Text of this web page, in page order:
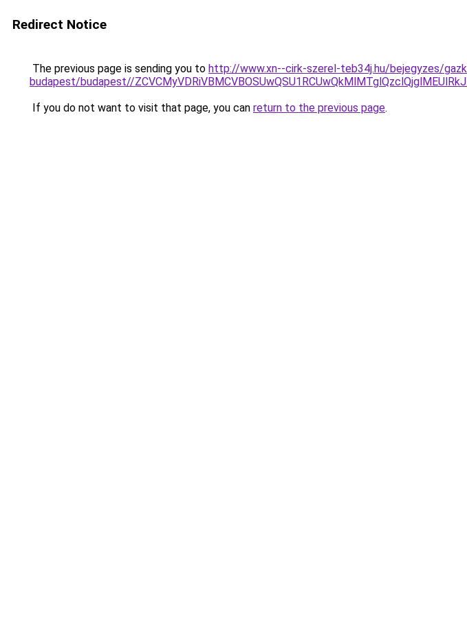
Redirect Notice
The previous page is sending you to http://www.xn--cirk-szerel-teb34j.hu/bejegyzes/
budapest/budapest//
If you do not want to visit that page, you can return to the previous page.